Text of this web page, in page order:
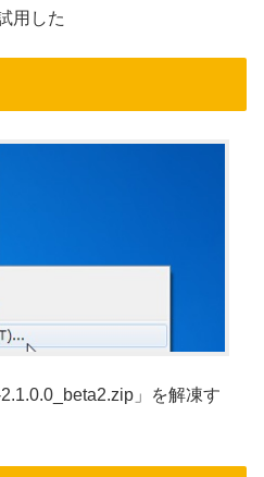
用した
」を解凍す